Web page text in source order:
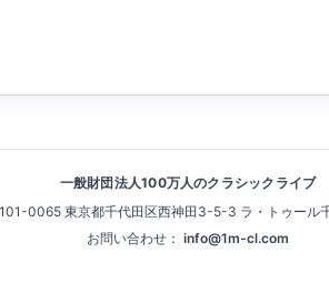
一般財団法人100万人のクラシックライブ
0065 東京都千代田区西神田3-5-3 ラ・トゥール
お問い合わせ： info@1m-cl.com